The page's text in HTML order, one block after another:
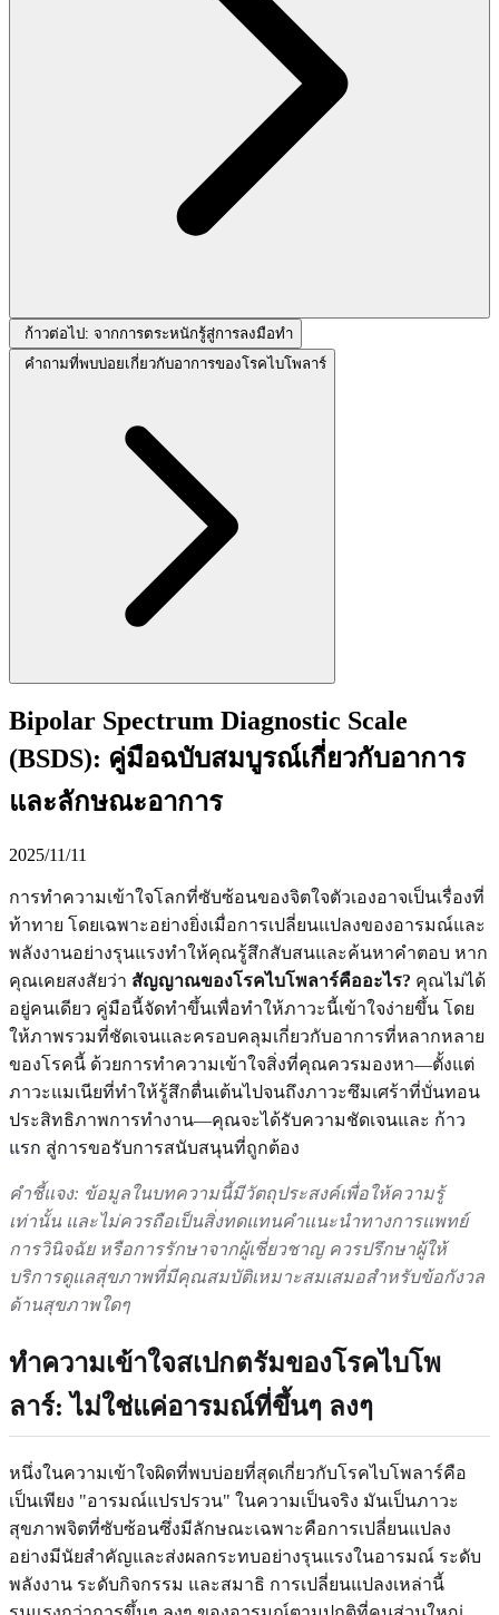
ก้าวต่อไป: จากการตระหนักรู้สู่การลงมือทำ
คำถามที่พบบ่อยเกี่ยวกับอาการของโรคไบโพลาร์
Bipolar Spectrum Diagnostic Scale
(BSDS): คู่มือฉบับสมบูรณ์เกี่ยวกับอาการ
และลักษณะอาการ
2025/11/11
การทำความเข้าใจโลกที่ซับซ้อนของจิตใจตัวเองอาจเป็นเรื่องที่
ท้าทาย โดยเฉพาะอย่างยิ่งเมื่อการเปลี่ยนแปลงของอารมณ์และ
พลังงานอย่างรุนแรงทำให้คุณรู้สึกสับสนและค้นหาคำตอบ หาก
คุณเคยสงสัยว่า สัญญาณของโรคไบโพลาร์คืออะไร? คุณไม่ได้
อยู่คนเดียว คู่มือนี้จัดทำขึ้นเพื่อทำให้ภาวะนี้เข้าใจง่ายขึ้น โดย
ให้ภาพรวมที่ชัดเจนและครอบคลุมเกี่ยวกับอาการที่หลากหลาย
ของโรคนี้ ด้วยการทำความเข้าใจสิ่งที่คุณควรมองหา—ตั้งแต่
ภาวะแมเนียที่ทำให้รู้สึกตื่นเต้นไปจนถึงภาวะซึมเศร้าที่บั่นทอน
ประสิทธิภาพการทำงาน—คุณจะได้รับความชัดเจนและ ก้าว
แรก สู่การขอรับการสนับสนุนที่ถูกต้อง
คำชี้แจง: ข้อมูลในบทความนี้มีวัตถุประสงค์เพื่อให้ความรู้
เท่านั้น และไม่ควรถือเป็นสิ่งทดแทนคำแนะนำทางการแพทย์
การวินิจฉัย หรือการรักษาจากผู้เชี่ยวชาญ ควรปรึกษาผู้ให้
บริการดูแลสุขภาพที่มีคุณสมบัติเหมาะสมเสมอสำหรับข้อกังวล
ด้านสุขภาพใดๆ
ทำความเข้าใจสเปกตรัมของโรคไบโพ
ลาร์: ไม่ใช่แค่อารมณ์ที่ขึ้นๆ ลงๆ
หนึ่งในความเข้าใจผิดที่พบบ่อยที่สุดเกี่ยวกับโรคไบโพลาร์คือ
เป็นเพียง "อารมณ์แปรปรวน" ในความเป็นจริง มันเป็นภาวะ
สุขภาพจิตที่ซับซ้อนซึ่งมีลักษณะเฉพาะคือการเปลี่ยนแปลง
อย่างมีนัยสำคัญและส่งผลกระทบอย่างรุนแรงในอารมณ์ ระดับ
พลังงาน ระดับกิจกรรม และสมาธิ การเปลี่ยนแปลงเหล่านี้